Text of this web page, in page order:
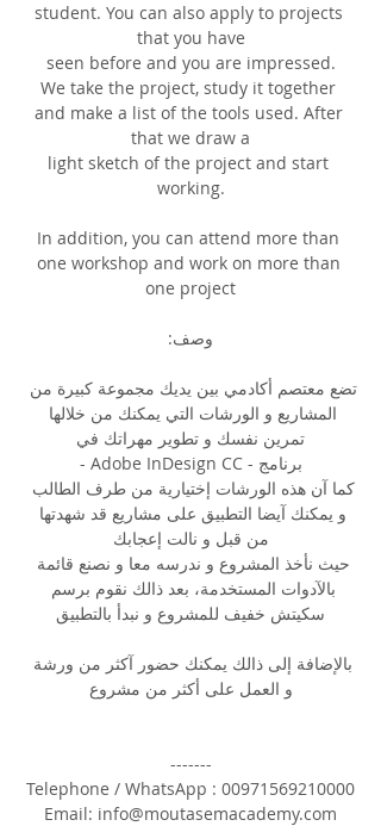
student. You can also apply to projects
that you have
seen before and you are impressed.
We take the project, study it together
and make a list of the tools used. After
that we draw a
light sketch of the project and start
working.
In addition, you can attend more than
one workshop and work on more than
one project
وصف:
تضع معتصم أكادمي بين يديك مجموعة كبيرة من
المشاريع و الورشات التي يمكنك من خلالها
تمرين نفسك و تطوير مهراتك في
برنامج - Adobe InDesign CC -
كما آن هذه الورشات إختيارية من طرف الطالب
و يمكنك آيضا التطبيق على مشاريع قد شهدتها
من قبل و نالت إعجابك
حيث نأخذ المشروع و ندرسه معا و نصنع قائمة
بالآدوات المستخدمة، بعد ذالك نقوم برسم
سكيتش خفيف للمشروع و نبدأ بالتطبيق
بالإضافة إلى ذالك يمكنك حضور آكثر من ورشة
و العمل على أكثر من مشروع
-------
Telephone / WhatsApp : 00971569210000
Email: info@moutasemacademy.com